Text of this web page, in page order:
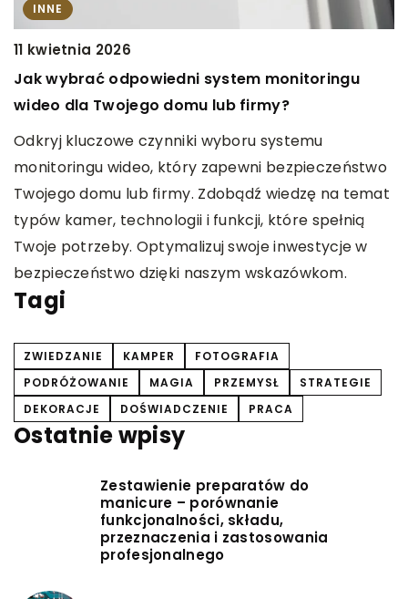
INNE
11 kwietnia 2026
Jak wybrać odpowiedni system monitoringu
wideo dla Twojego domu lub firmy?
Odkryj kluczowe czynniki wyboru systemu
monitoringu wideo, który zapewni bezpieczeństwo
Twojego domu lub firmy. Zdobądź wiedzę na temat
typów kamer, technologii i funkcji, które spełnią
Twoje potrzeby. Optymalizuj swoje inwestycje w
bezpieczeństwo dzięki naszym wskazówkom.
Tagi
ZWIEDZANIE KAMPER
FOTOGRAFIA
PODRÓŻOWANIE
MAGIA PRZEMYSŁ
STRATEGIE
DEKORACJE
DOŚWIADCZENIE PRACA
Ostatnie wpisy
Zestawienie preparatów do
manicure – porównanie
funkcjonalności, składu,
przeznaczenia i zastosowania
profesjonalnego